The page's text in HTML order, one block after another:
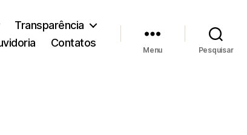
Transparência
Contatos
Menu Pesquisar